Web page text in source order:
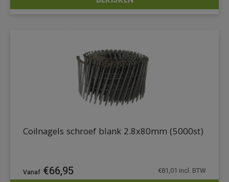
DETAILS
Coilnagels schroef blank 2.8x80mm (5000st)
€66,95 €81,01 incl. BTW